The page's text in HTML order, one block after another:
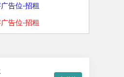
告位-招租
告位-招租